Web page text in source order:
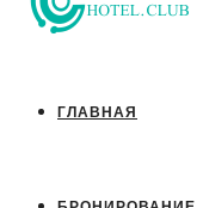
ГЛАВНАЯ